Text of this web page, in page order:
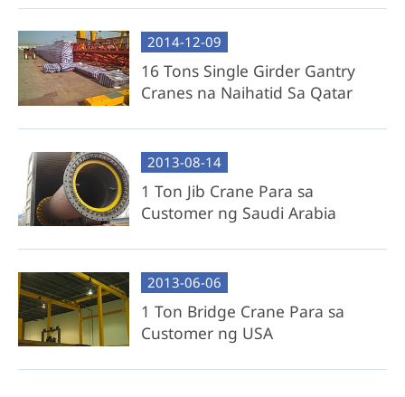
2014-12-09
16 Tons Single Girder Gantry
Cranes na Naihatid Sa Qatar
2013-08-14
1 Ton Jib Crane Para sa
Customer ng Saudi Arabia
2013-06-06
1 Ton Bridge Crane Para sa
Customer ng USA